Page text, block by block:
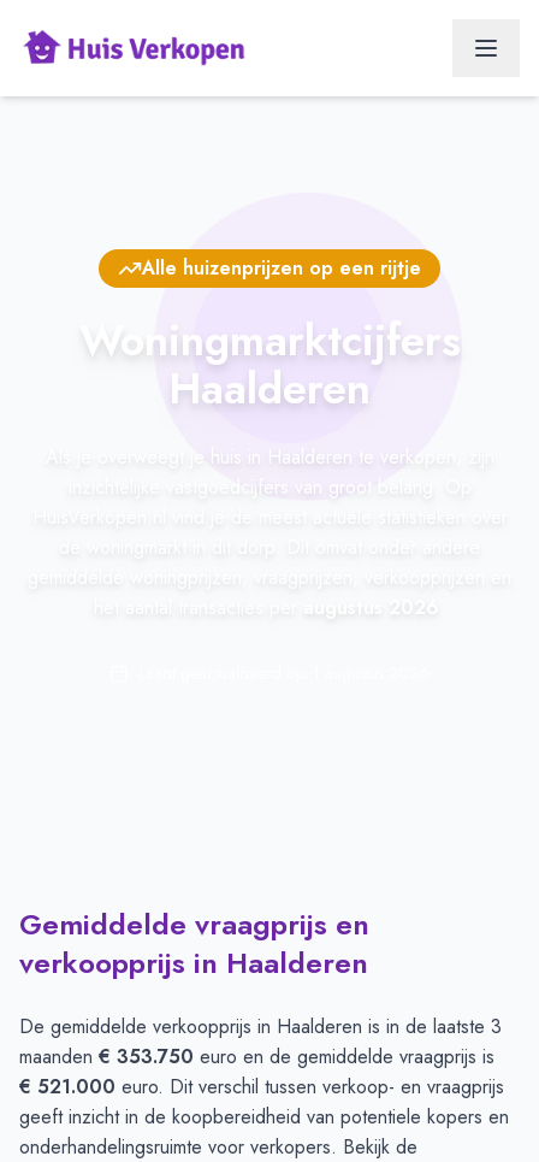
Alle huizenprijzen op een rijtje
Woningmarktcijfers
Haalderen
Als je overweegt je huis in Haalderen te verkopen, zijn
inzichtelijke vastgoedcijfers van groot belang. Op
Gemiddelde vraagprijs en
verkoopprijs in Haalderen
De gemiddelde verkoopprijs in Haalderen is in de laatste 3
maanden € 353.750 euro en de gemiddelde vraagprijs is
€ 521.000 euro. Dit verschil tussen verkoop- en vraagprijs
geeft inzicht in de koopbereidheid van potentiele kopers en
onderhandelingsruimte voor verkopers. Bekijk de